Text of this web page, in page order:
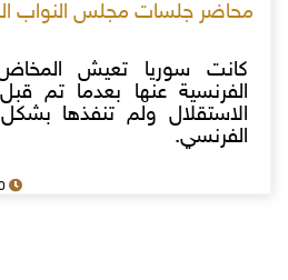
محاضر جلسات مجلس النواب
كانت سوريا تعيش
الفرنسية عنها بعدما تم
الاستقلال ولم تنفذها
الفرنسي.
07-06-2020